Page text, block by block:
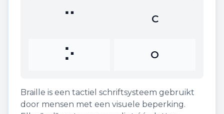
⠉ C
⠕ O
Braille is een tactiel schriftsysteem gebruikt
door mensen met een visuele beperking.